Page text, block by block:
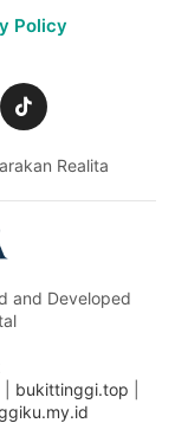
Policy
Realita
and Developed
bukittinggi.top